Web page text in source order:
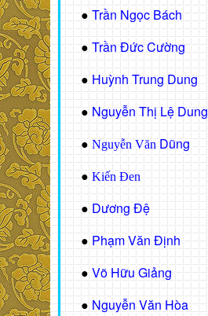
● Trần Ngọc Bách
● Trần Đức Cường
● Huỳnh Trung Dung
● Nguyễn Thị Lệ Dung
● Nguyễn Văn Dũng
● Kiến Đen
● Dương Đệ
● Phạm Văn Định
● Võ Hữu Giảng
● Nguyễn Văn Hòa